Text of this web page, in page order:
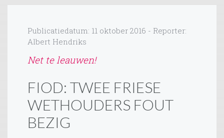
Publicatiedatum: 11 oktober 2016 - Reporter:
Albert Hendriks
Net te leauwen!
FIOD: TWEE FRIESE
WETHOUDERS FOUT
BEZIG